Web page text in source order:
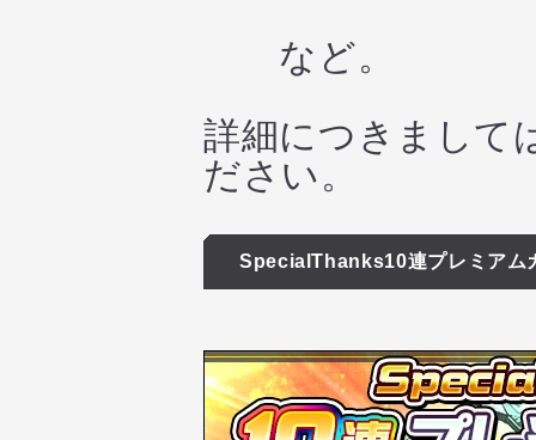
など。
詳細につきまして
ださい。
SpecialThanks10連プレミアム